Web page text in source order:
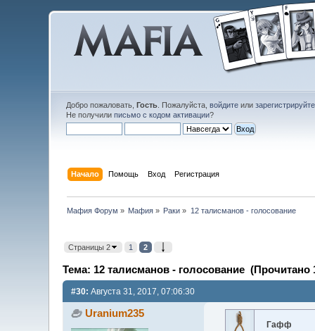
Добро пожаловать, Гость. Пожалуйста, войдитеили
Не получили письмо с кодом активации?
Начало Помощь Вход Регистрация
Мафия Форум » Мафия » Раки » 12 талисманов - голосование
Страницы 2 1 2
Тема: 12 талисманов - голосование (Прочитано
#30: Августа 31, 2017, 07:06:30
Uranium235
Гафф